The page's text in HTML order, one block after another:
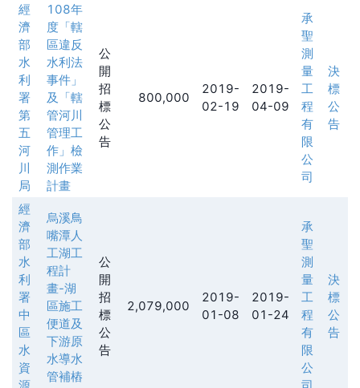
經
濟
部
水
利
署
第
五
河
川
局
108年
度「轄
區違反
水利法
事件」
及「轄
管河川
管理工
作」檢
測作業
計畫
公
開
招
標
公
告
800,000
2019-
02-19
2019-
04-09
承
聖
測
量
工
程
有
限
公
司
決
標
公
告
經
濟
部
水
利
署
中
區
水
資
烏溪鳥
嘴潭人
工湖工
程計
畫-湖
區施工
便道及
下游原
水導水
管補樁
公
開
招
標
公
告
2,079,000
2019-
01-08
2019-
01-24
承
聖
測
量
工
程
有
限
公
決
標
公
告